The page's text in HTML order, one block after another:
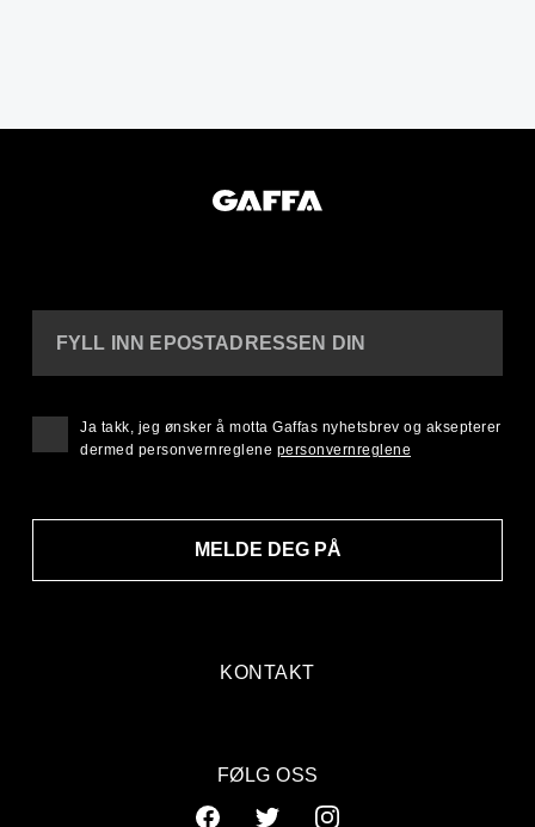
KONTAKT
FYLL INN EPOSTADRESSEN DIN
MELDE DEG PÅ
Ja takk, jeg ønsker å motta Gaffas nyhetsbrev og aksepterer
dermed personvernreglene personvernreglene
FØLG OSS